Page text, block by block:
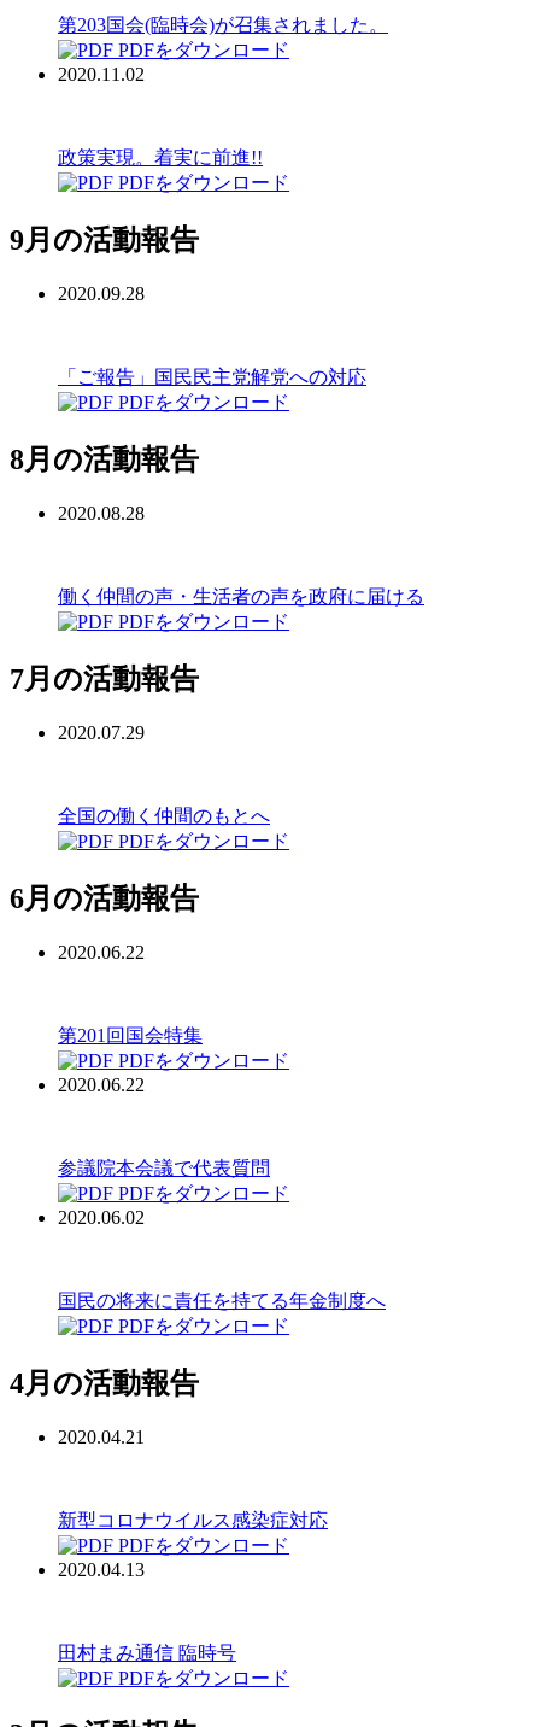
第203国会(臨時会)が召集されました。
PDFをダウンロード
2020.11.02
政策実現。着実に前進!!
PDFをダウンロード
9月の活動報告
2020.09.28
「ご報告」国民民主党解党への対応
PDFをダウンロード
8月の活動報告
2020.08.28
働く仲間の声・生活者の声を政府に届ける
PDFをダウンロード
7月の活動報告
2020.07.29
全国の働く仲間のもとへ
PDFをダウンロード
6月の活動報告
2020.06.22
第201回国会特集
PDFをダウンロード
2020.06.22
参議院本会議で代表質問
PDFをダウンロード
2020.06.02
国民の将来に責任を持てる年金制度へ
PDFをダウンロード
4月の活動報告
2020.04.21
新型コロナウイルス感染症対応
PDFをダウンロード
2020.04.13
田村まみ通信 臨時号
PDFをダウンロード